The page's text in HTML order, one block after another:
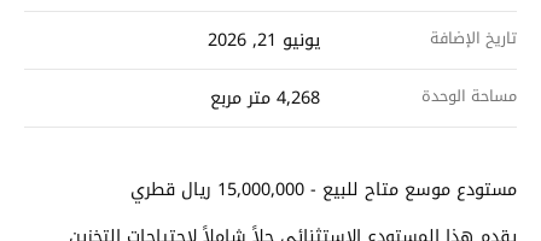
تاريخ الإضافة يونيو 21, 2026
مساحة الوحدة 4,268 متر مربع
مستودع موسع متاح للبيع - 15,000,000 ريال قطري